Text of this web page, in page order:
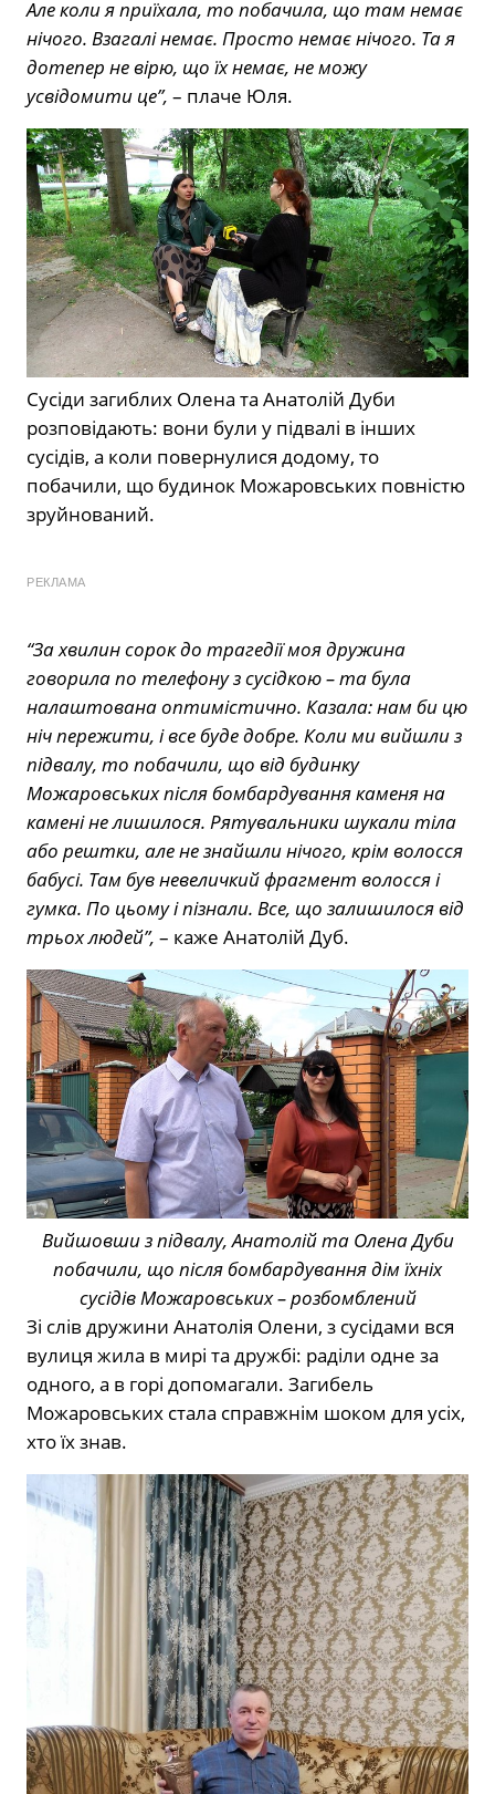
Але коли я приїхала, то побачила, що там немає
нічого. Взагалі немає. Просто немає нічого. Та я
дотепер не вірю, що їх немає, не можу
усвідомити це”, – плаче Юля.
Сусіди загиблих Олена та Анатолій Дуби
розповідають: вони були у підвалі в інших
сусідів, а коли повернулися додому, то
побачили, що будинок Можаровських повністю
зруйнований.
РЕКЛАМА
“За хвилин сорок до трагедії моя дружина
говорила по телефону з сусідкою – та була
налаштована оптимістично. Казала: нам би цю
ніч пережити, і все буде добре. Коли ми вийшли з
підвалу, то побачили, що від будинку
Можаровських після бомбардування каменя на
камені не лишилося. Рятувальники шукали тіла
або рештки, але не знайшли нічого, крім волосся
бабусі. Там був невеличкий фрагмент волосся і
гумка. По цьому і пізнали. Все, що залишилося від
трьох людей”, – каже Анатолій Дуб.
Вийшовши з підвалу, Анатолій та Олена Дуби
побачили, що після бомбардування дім їхніх
сусідів Можаровських – розбомблений
Зі слів дружини Анатолія Олени, з сусідами вся
вулиця жила в мирі та дружбі: раділи одне за
одного, а в горі допомагали. Загибель
Можаровських стала справжнім шоком для усіх,
хто їх знав.